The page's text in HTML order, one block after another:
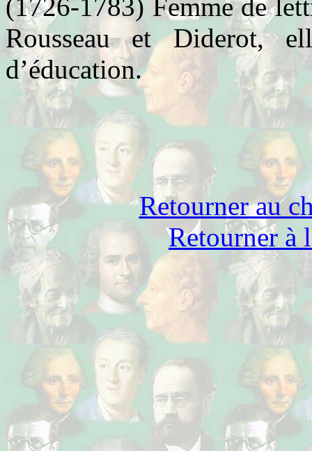
(1726-1783) Femme de
Rousseau et Diderot,
d’éducation.
Retourner au
Retourner à